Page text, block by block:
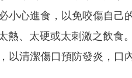
小心進食，以免咬傷自己
熱、太硬或太刺激之飲食
以清潔傷口預防發炎，口